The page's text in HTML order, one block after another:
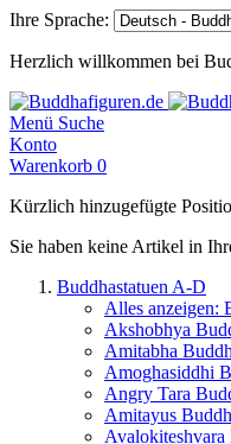
Ihre Sprache:
Herzlich willkommen bei
Menü Suche
Konto
Warenkorb 0
Kürzlich hinzugefügte
Sie haben keine Artikel in
Buddhastatuen A-D
Alles anzeigen:
Akshobhya
Amitabha
Amoghasiddhi
Angry Tara
Amitayus
Avalokiteshvara